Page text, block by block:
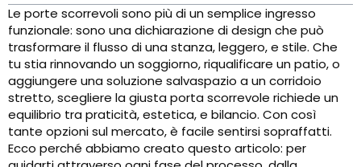
Le porte scorrevoli sono più di un semplice ingresso
funzionale: sono una dichiarazione di design che può
trasformare il flusso di una stanza, leggero, e stile. Che
tu stia rinnovando un soggiorno, riqualificare un patio, o
aggiungere una soluzione salvaspazio a un corridoio
stretto, scegliere la giusta porta scorrevole richiede un
equilibrio tra praticità, estetica, e bilancio. Con così
tante opzioni sul mercato, è facile sentirsi sopraffatti.
Ecco perché abbiamo creato questo articolo: per